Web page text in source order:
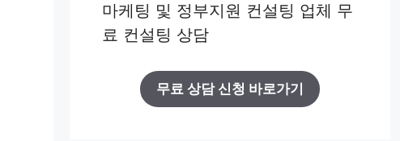
마케팅 및 정부지원 컨설팅 업체 무
료 컨설팅 상담
무료 상담 신청 바로가기